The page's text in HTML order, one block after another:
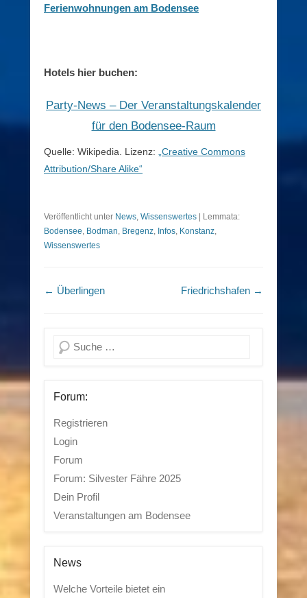
Ferienwohnungen am Bodensee
Hotels hier buchen:
Party-News – Der Veranstaltungskalender
für den Bodensee-Raum
Quelle: Wikipedia. Lizenz:
„Creative Commons
Attribution/Share Alike“
Veröffentlicht unter News, Wissenswertes | Lemmata:
Bodensee, Bodman, Bregenz, Infos, Konstanz,
Wissenswertes
Beitragsnavigation
← Überlingen Friedrichshafen →
Suchen
Forum:
Registrieren
Login
Forum
Forum: Silvester Fähre 2025
Dein Profil
Veranstaltungen am Bodensee
News
Welche Vorteile bietet ein